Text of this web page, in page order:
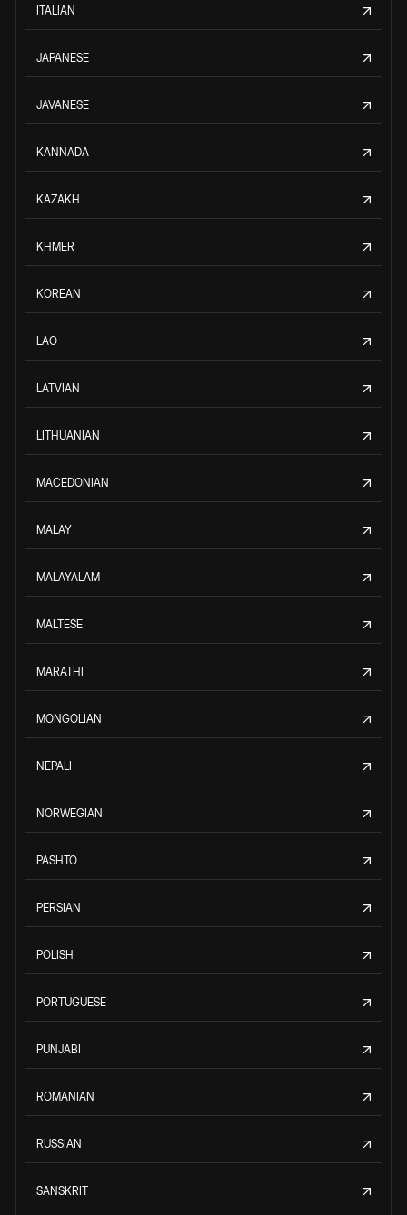
ITALIAN
JAPANESE
JAVANESE
KANNADA
KAZAKH
KHMER
KOREAN
LAO
LATVIAN
LITHUANIAN
MACEDONIAN
MALAY
MALAYALAM
MALTESE
MARATHI
MONGOLIAN
NEPALI
NORWEGIAN
PASHTO
PERSIAN
POLISH
PORTUGUESE
PUNJABI
ROMANIAN
RUSSIAN
SANSKRIT